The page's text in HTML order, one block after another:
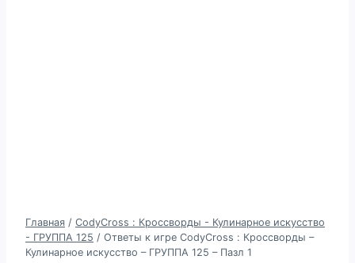
Главная / CodyCross : Кроссворды - Кулинарное искусство
- ГРУППА 125 / Ответы к игре CodyCross : Кроссворды –
Кулинарное искусство – ГРУППА 125 – Пазл 1